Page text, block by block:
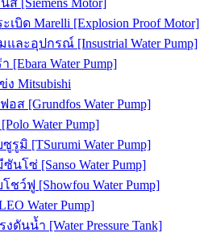
ส์ [Siemens Motor]
เบิด Marelli [Explosion Proof Motor]
ละอุปกรณ์ [Insustrial Water Pump]
[Ebara Water Pump]
Mitsubishi
ส [Grundfos Water Pump]
Water Pump]
รูมิ [TSurumi Water Pump]
นโซ่ [Sanso Water Pump]
ชว์ฟู [Showfou Water Pump]
Water Pump]
ดันน้ำ [Water Pressure Tank]